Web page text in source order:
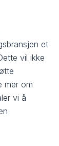
et
vil ikke
mer om
vi å